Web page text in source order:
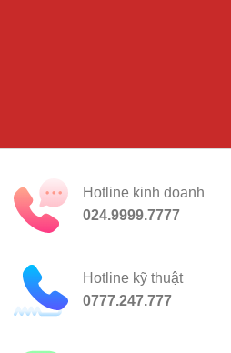
Hotline kinh doanh
024.9999.7777
Hotline kỹ thuật
0777.247.777